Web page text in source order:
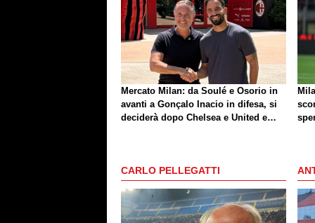
Mercato Milan: da Soulé e Osorio in
avanti a Gonçalo Inacio in difesa, si
deciderà dopo Chelsea e United e
CARLO PELLEGATTI